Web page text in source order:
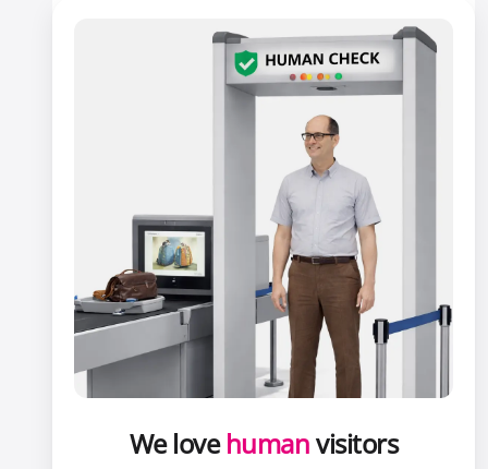
We lovehumanvisitors